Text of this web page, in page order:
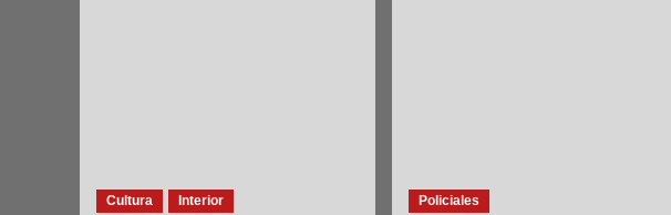
Cultura Interior Policiales